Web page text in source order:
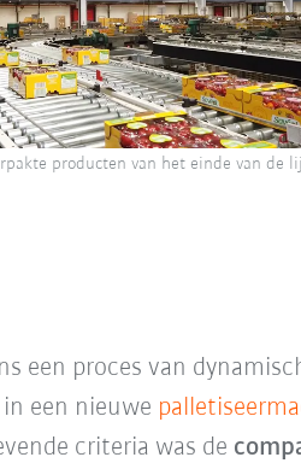
producten van het einde van de
een proces van
een nieuwe
criteria was de